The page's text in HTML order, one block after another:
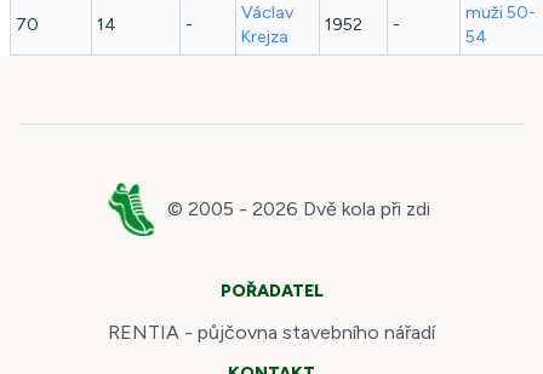
70 14 -
Václav
Krejza
1952 -
muži 50-
54
© 2005 - 2026 Dvě kola při zdi
POŘADATEL
RENTIA - půjčovna stavebního nářadí